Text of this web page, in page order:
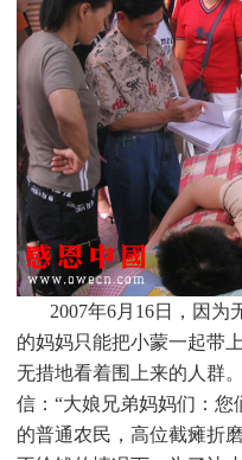
2007年6月16日，因为
的妈妈只能把小蒙一起带
无措地看着围上来的人群
信：“大娘兄弟妈妈们：
的普通农民，高位截瘫折